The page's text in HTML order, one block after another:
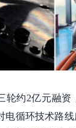
轮约2亿元融资
电循环技术路